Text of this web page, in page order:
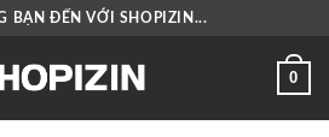
BẠN ĐẾN VỚI SHOPIZIN...
0